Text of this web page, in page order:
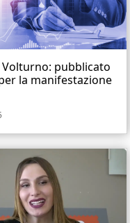
Volturno: pubblicato
la manifestazione